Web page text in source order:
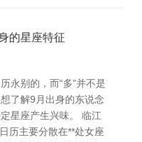
的星座特征
永别的，而“多”并不是
了解9月出身的东说念
星座产生兴味。 临江
历主要分散在**处女座